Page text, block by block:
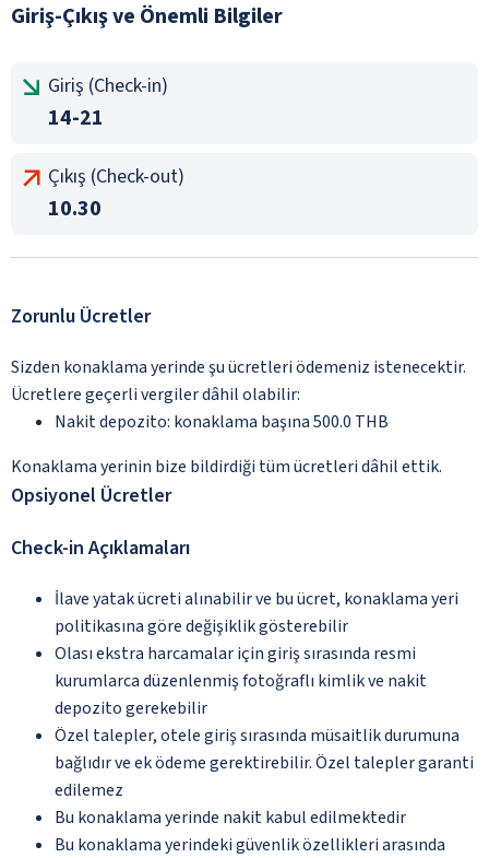
Giriş-Çıkış ve Önemli Bilgiler
Giriş (Check-in)
14-21
Çıkış (Check-out)
10.30
Zorunlu Ücretler
Sizden konaklama yerinde şu ücretleri ödemeniz istenecektir.
Ücretlere geçerli vergiler dâhil olabilir:
Nakit depozito: konaklama başına 500.0 THB
Konaklama yerinin bize bildirdiği tüm ücretleri dâhil ettik.
Opsiyonel Ücretler
Check-in Açıklamaları
İlave yatak ücreti alınabilir ve bu ücret, konaklama yeri
politikasına göre değişiklik gösterebilir
Olası ekstra harcamalar için giriş sırasında resmi
kurumlarca düzenlenmiş fotoğraflı kimlik ve nakit
depozito gerekebilir
Özel talepler, otele giriş sırasında müsaitlik durumuna
bağlıdır ve ek ödeme gerektirebilir. Özel talepler garanti
edilemez
Bu konaklama yerinde nakit kabul edilmektedir
Bu konaklama yerindeki güvenlik özellikleri arasında